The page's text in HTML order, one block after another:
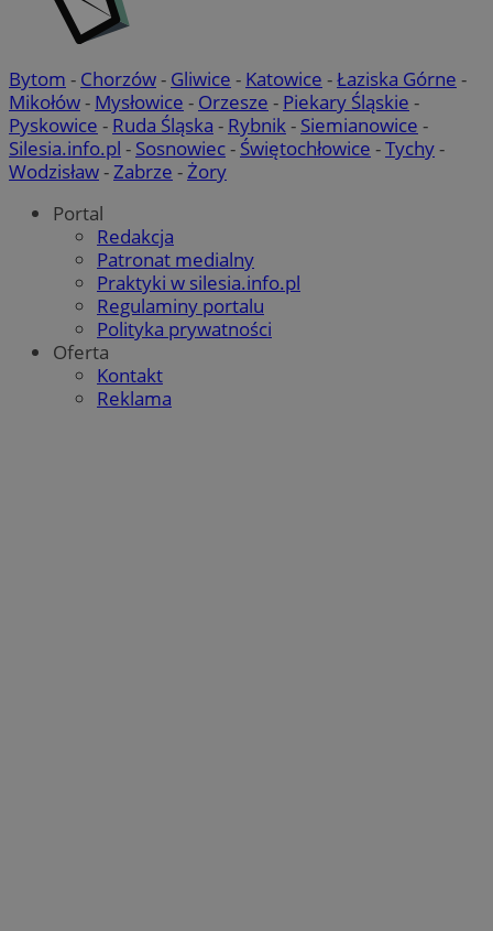
Bytom - Chorzów- Gliwice - Katowice -Łaziska Górne -
Mikołów- Mysłowice - Orzesze - Piekary Śląskie -
Pyskowice - Ruda Śląska - Rybnik- Siemianowice -
Silesia.info.pl - Sosnowiec- Świętochłowice -Tychy-
Wodzisław-Zabrze -Żory
Portal
Redakcja
Patronat medialny
Praktyki w silesia.info.pl
Regulaminy portalu
Polityka prywatności
Oferta
Kontakt
Reklama